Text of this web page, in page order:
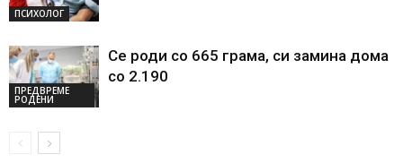
ПСИХОЛОГ
ПРЕДВРЕМЕ
РОДЕНИ
Се роди со 665 грама, си замина дома
со 2.190